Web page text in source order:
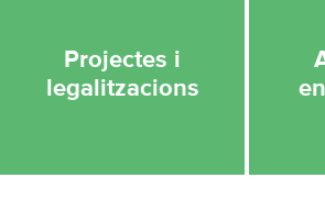
Projectes i
legalitzacions